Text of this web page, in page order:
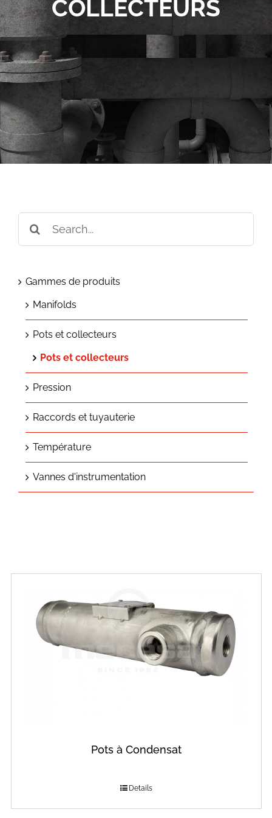
COLLECTEURS
Pots à Condensat
Details
Search
for:
Gammes de produits
Manifolds
Pots et collecteurs
Pots et collecteurs
Pression
Raccords et tuyauterie
Température
Vannes d'instrumentation